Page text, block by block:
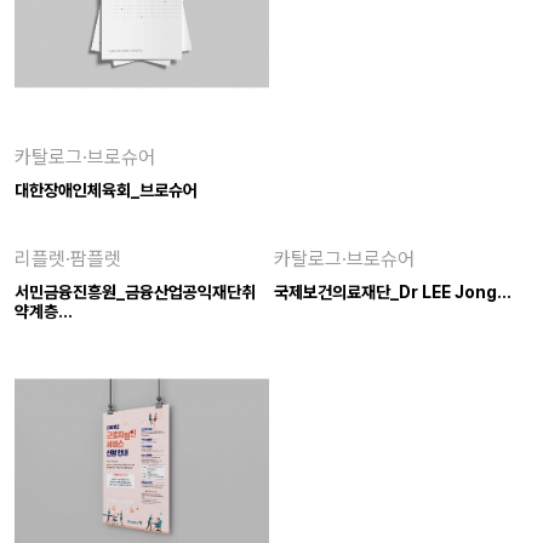
카탈로그·브로슈어
대한장애인체육회_브로슈어
리플렛·팜플렛
서민금융진흥원_금융산업공익재단취
약계층…
카탈로그·브로슈어
국제보건의료재단_Dr LEE Jong…